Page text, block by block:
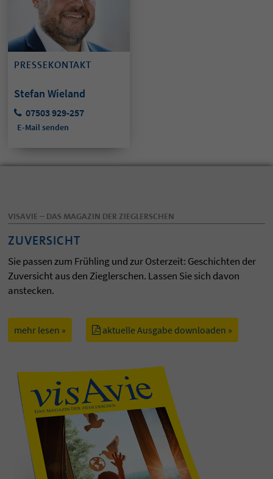
PRESSEKONTAKT
Stefan Wieland
07503 929-257
E-Mail senden
VISAVIE – DAS MAGAZIN DER ZIEGLERSCHEN
ZUVERSICHT
Sie passen zum Frühling und zur Osterzeit: Geschichten der
Zuversicht aus den Zieglerschen. Lassen Sie sich davon
anstecken.
mehr lesen » aktuelle Ausgabe downloaden »